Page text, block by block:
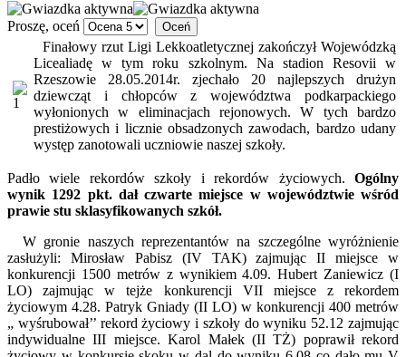
Proszę, oceń
Finałowy rzut Ligi Lekkoatletycznej zakończył Wojewódzką
Licealiadę w tym roku szkolnym. Na stadion Resovii w
Rzeszowie 28.05.2014r. zjechało 20 najlepszych drużyn
dziewcząt i chłopców z województwa podkarpackiego
wyłonionych w eliminacjach rejonowych. W tych bardzo
prestiżowych i licznie obsadzonych zawodach, bardzo udany
występ zanotowali uczniowie naszej szkoły.
Padło wiele rekordów szkoły i rekordów życiowych. Ogólny
wynik 1292 pkt. dał czwarte miejsce w województwie wśród
prawie stu sklasyfikowanych szkół.
W gronie naszych reprezentantów na szczególne wyróżnienie
zasłużyli: Mirosław Pabisz (IV TAK) zajmując II miejsce w
konkurencji 1500 metrów z wynikiem 4.09. Hubert Zaniewicz (I
LO) zajmując w tejże konkurencji VII miejsce z rekordem
życiowym 4.28. Patryk Gniady (II LO) w konkurencji 400 metrów
„ wyśrubował’’ rekord życiowy i szkoły do wyniku 52.12 zajmując
indywidualne III miejsce. Karol Małek (II TŻ) poprawił rekord